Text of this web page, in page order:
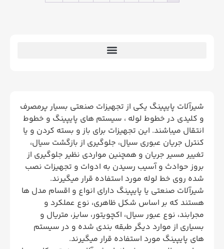
شیرآلات پایپینگ یکی از تجهیزات صنعتی بسیار پرمصرف
و کلیدی در خطوط لوله ، سیستم های پایپینگ و خطوط
انتقال میباشند. این تجهیزات برای باز و بسته کردن و یا
کنترل جریان عبوری سیال، جلوگیری از بازگشت سیال،
تغییر مسیر جریان و همچنین مواردی نظیر جلوگیری از
بروز حوادث و آسیب رسیدن به ادوات و تجهیزات نصب
شده روی خط لوله مورد استفاده قرار میگیرند.
شیرآلات صنعتی یا پایپینگ دارای انواع و اقسام مدل ها
هستند که بر اساس شکل ظاهری، نوع عملکرد و
مجرابند، نوع عبور سیال، اکچویتور، سایز، متریال و
بسیاری از موارد دیگر طبقه بندی شده و در سیستم
های پایپینگ مورد استفاده قرار میگیرند.